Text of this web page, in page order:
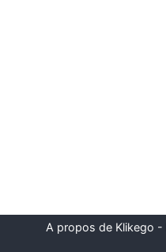
A propos de Klikego -